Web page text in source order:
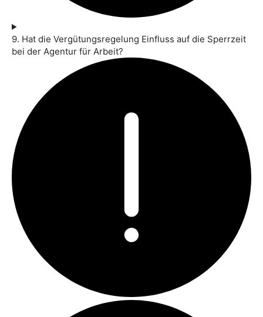
9. Hat die Vergütungsregelung Einfluss auf die Sperrzeit
bei der Agentur für Arbeit?